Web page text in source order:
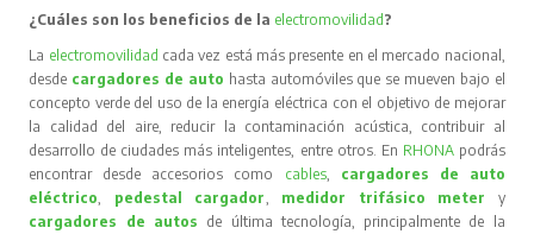
¿Cuáles son los beneficios de la electromovilidad?
La electromovilidad cada vez está más presente en el mercado nacional,
desde cargadores de auto hasta automóviles que se mueven bajo el
concepto verde del uso de la energía eléctrica con el objetivo de mejorar
la calidad del aire, reducir la contaminación acústica, contribuir al
desarrollo de ciudades más inteligentes, entre otros. En RHONA podrás
encontrar desde accesorios como cables, cargadores de auto
eléctrico
pedestal cargador medidor trifásico meter
y
cargadores de autos de última tecnología, principalmente de la